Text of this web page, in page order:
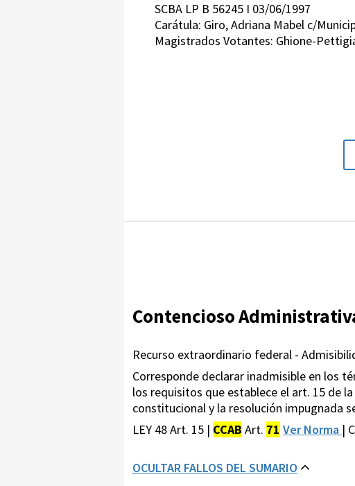
SCBA LP B 56245 I 03/06/1997
Carátula: Giro, Adriana Mabel c/
Magistrados Votantes: Ghione-
Contencioso
Recurso extraordinario federal -
Corresponde declarar inadmisible en los
los requisitos que establece el art. 15 de
constitucional y la resolución impugnada
LEY 48 Art. 15 | CCAB Art. 71 Ver Norma |
OCULTAR FALLOS DEL SUMARIO